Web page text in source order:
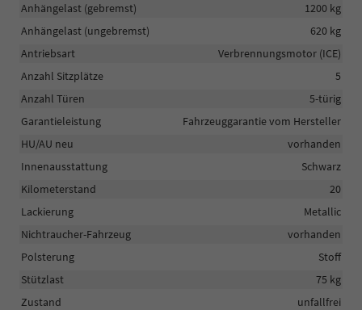
Anhängelast (gebremst)
1200 kg
Anhängelast (ungebremst)
620 kg
Antriebsart
Verbrennungsmotor (ICE)
Anzahl Sitzplätze
5
Anzahl Türen
5-türig
Garantieleistung
Fahrzeuggarantie vom Hersteller
HU/AU neu
vorhanden
Innenausstattung
Schwarz
Kilometerstand
20
Lackierung
Metallic
Nichtraucher-Fahrzeug
vorhanden
Polsterung
Stoff
Stützlast
75 kg
Zustand
unfallfrei